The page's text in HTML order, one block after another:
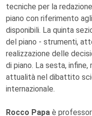
tecniche per la
piano con riferimento
disponibili. La quinta
del piano - strumenti,
realizzazione delle
di piano. La sesta,
attualità nel dibattito
internazionale.
Rocco Papa è